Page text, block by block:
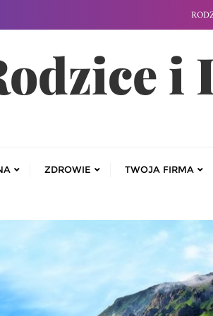
i
ZDROWIE TWOJA FIRMA